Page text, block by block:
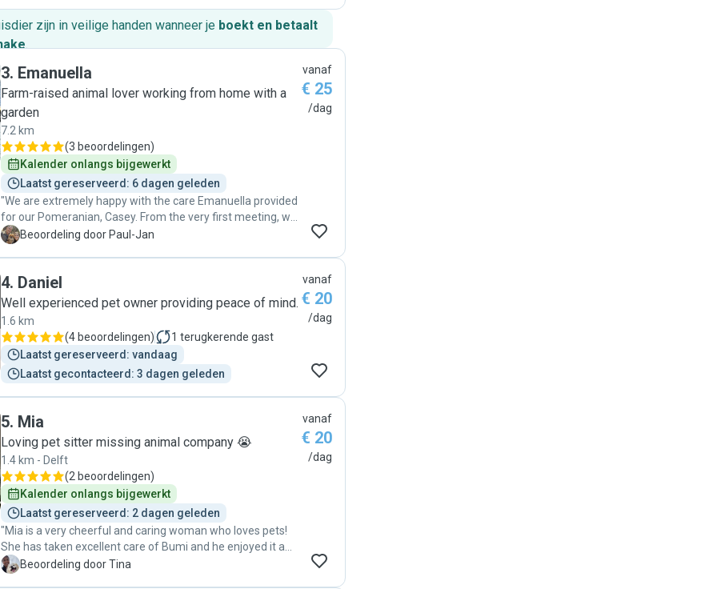
zijn in veilige handen wanneer je boekt en betaalt
.
3. Emanuella
Farm-raised animal lover working from home with a
garden
7.2 km
(3 beoordelingen)
Kalender onlangs bijgewerkt
Laatst gereserveerd: 6 dagen geleden
"We are extremely happy with the care Emanuella provided
for our Pomeranian, Casey. From the very first meeting, we
felt welcome and confident that he would be in good
peace of mind. It was clear that Casey received lots of love,
attention, and excellent care. We would happily leave Casey
with Emanuella again and highly recommend her to anyone
looking for a kind, reliable, and caring dog sitter. Thank you
so much for taking such wonderful care of our little boy!"
P Beoordeling door Paul-Jan
vanaf
€ 25
/dag
4. Daniel
Well experienced pet owner providing peace of mind.
1.6 km
(4 beoordelingen) 1 terugkerende gast
Laatst gereserveerd: vandaag
Laatst gecontacteerd: 3 dagen geleden
vanaf
€ 20
/dag
5. Mia
Loving pet sitter missing animal company 😭
1.4 km - Delft
(2 beoordelingen)
Kalender onlangs bijgewerkt
Laatst gereserveerd: 2 dagen geleden
"Mia is a very cheerful and caring woman who loves pets!
She has taken excellent care of Bumi and he enjoyed it a
lot! During the day I received happy photos. "
T Beoordeling door Tina
vanaf
€ 20
/dag